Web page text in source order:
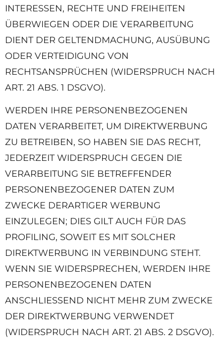
INTERESSEN, RECHTE UND FREIHEITEN
ÜBERWIEGEN ODER DIE VERARBEITUNG
DIENT DER GELTENDMACHUNG, AUSÜBUNG
ODER VERTEIDIGUNG VON
RECHTSANSPRÜCHEN (WIDERSPRUCH NACH
ART. 21 ABS. 1 DSGVO).
WERDEN IHRE PERSONENBEZOGENEN
DATEN VERARBEITET, UM DIREKTWERBUNG
ZU BETREIBEN, SO HABEN SIE DAS RECHT,
JEDERZEIT WIDERSPRUCH GEGEN DIE
VERARBEITUNG SIE BETREFFENDER
PERSONENBEZOGENER DATEN ZUM
ZWECKE DERARTIGER WERBUNG
EINZULEGEN; DIES GILT AUCH FÜR DAS
PROFILING, SOWEIT ES MIT SOLCHER
DIREKTWERBUNG IN VERBINDUNG STEHT.
WENN SIE WIDERSPRECHEN, WERDEN IHRE
PERSONENBEZOGENEN DATEN
ANSCHLIESSEND NICHT MEHR ZUM ZWECKE
DER DIREKTWERBUNG VERWENDET
(WIDERSPRUCH NACH ART. 21 ABS. 2 DSGVO).